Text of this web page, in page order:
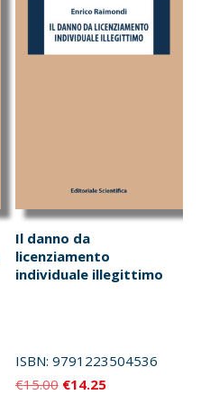
Il danno da
licenziamento
individuale illegittimo
ISBN: 9791223504536
€15.00 Il
€14.25Il